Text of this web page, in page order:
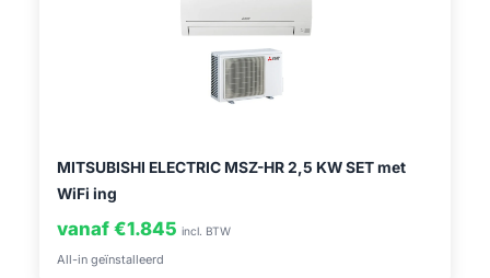
MITSUBISHI ELECTRIC MSZ-HR 2,5 KW SET met
WiFi ing
vanaf €1.845 incl. BTW
All-in geïnstalleerd